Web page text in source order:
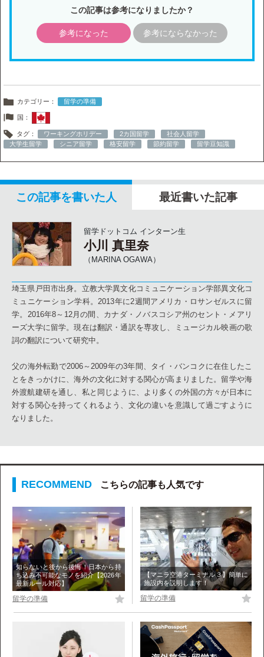
この記事は参考になりましたか？
参考になった 参考にならなかった
カテゴリー： 留学の準備
国：
タグ： ワーキングホリデー 2カ国留学
社会人留学
大学生留学
シニア留学 格安留学 節約留学 留学豆知識
この記事を書いた人 最近書いた記事
留学ドットコム インターン生
小川 真里奈
（MARINA OGAWA）
埼玉県戸田市出身。立教大学異文化コミュニケーション学部異文化コ
ミュニケーション学科。2013年に2週間アメリカ・ロサンゼルスに留
学。2016年8～12月の間、カナダ・ノバスコシア州のセント・メアリ
ーズ大学に留学。現在は翻訳・通訳を専攻し、ミュージカル映画の歌
詞の翻訳について研究中。
父の海外転勤で2006～2009年の3年間、タイ・バンコクに在住したこ
とをきっかけに、海外の文化に対する関心が高まりました。留学や海
外渡航建研を通し、私と同じように、より多くの外国の方々が日本に
対する関心を持ってくれるよう、文化の違いを意識して過ごすように
なりました。
こちらの記事も人気です
知らないと後から後悔！日本から持
ち込み不可能なモノを紹介【2026年
最新ルール対応】
留学の準備
【マニラ空港ターミナル３】簡単に
施設内を説明します！
留学の準備